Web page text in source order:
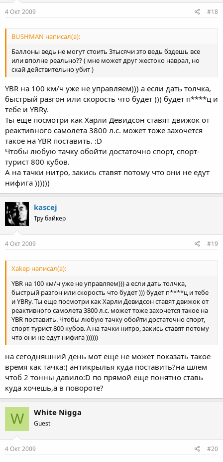
4 Окт 2009 #18
BUSHMAN написал(а):
Баллоны ведь не могут стоить 3тысячи это ведь бздешь все
или вполне реально?? ( мне может друг жестоко наврал, но
скай действительно убит )
YBR на 100 км/ч уже не управляем))) а если дать толчка,
быстрый разгон или скорость что будет ))) будет п****ц и
тебе и YBRу.
Ты еще посмотри как Харли Девидсон ставят движок от
реактивного самолета 3800 л.с. может тоже захочется
такое на YBR поставить. :D
Чтобы любую тачку обойти достаточно спорт, спорт-
турист 800 кубов.
А на тачки нитро, закись ставят потому что они не едут
нифига ))))))
kascej
Тру байкер
4 Окт 2009 #19
Xakep написал(а):
YBR на 100 км/ч уже не управляем))) а если дать толчка,
быстрый разгон или скорость что будет ))) будет п****ц и тебе
и YBRу. Ты еще посмотри как Харли Девидсон ставят движок от
реактивного самолета 3800 л.с. может тоже захочется такое на
YBR поставить. Чтобы любую тачку обойти достаточно спорт,
спорт-турист 800 кубов. А на тачки нитро, закись ставят потому
что они не едут нифига ))))))
на сегодняшний день мот еще не может показать такое
время как тачка:) антикрылья куда поставить?на шлем
чтоб 2 тонны давило:D по прямой еще понятно ставь
куда хочешь,а в повороте?
W White Nigga
Guest
4 Окт 2009 #20